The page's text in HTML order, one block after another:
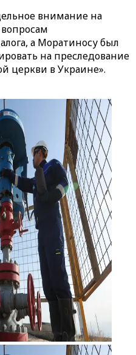
внимание на
а Моратиносу был
на преследование
церкви в Украине».